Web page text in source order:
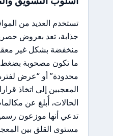
تستخدم العديد من
جذابة، تعد بعروض
منخفضة بشكل غير
ما تكون مصحوبة بضغط
محدودة” أو “عرض
المعجبين إلى اتخاذ
الحالات، أُبلغ عن
تدعي أنها موزعون
مستوى القلق بين